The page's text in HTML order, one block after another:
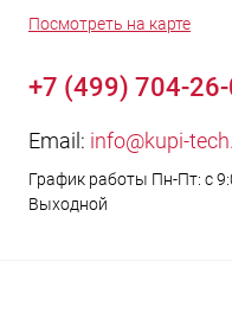
Посмотреть на карте
+7 (499) 704-26-
Email: info@kupi-
График работы Пн-Пт: с
Выходной